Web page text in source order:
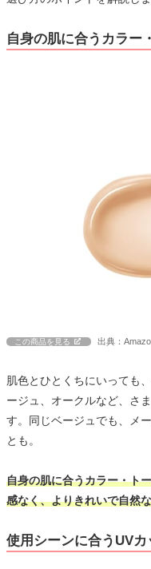
自身の肌に合うカラー
この商品を見る 出典：
肌色とひとくちにいっても
ージュ、オークルなど、さ
す。同じベージュでも、メ
とも。
自身の肌に合うカラー・ト
感なく、よりきれいで自然
使用シーンに合うUV